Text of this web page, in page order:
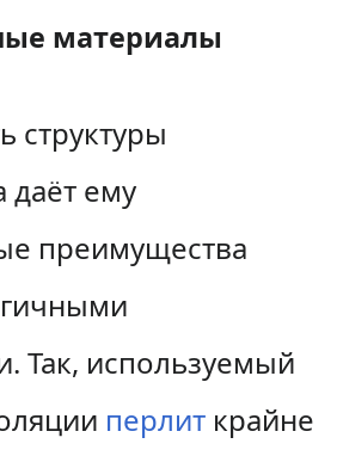
материалы
структуры
даёт ему
преимущества
Так, используемый
перлиткрайне